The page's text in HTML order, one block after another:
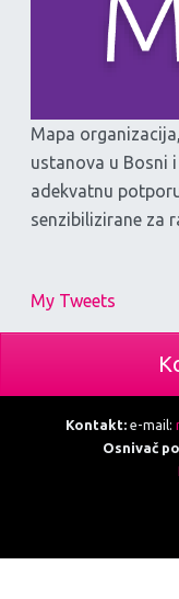
Mapa
ustanova u Bosni
adekvatnu
senzibilizirane za
My Tweets
Kontakt:e-mail:
Osnivač